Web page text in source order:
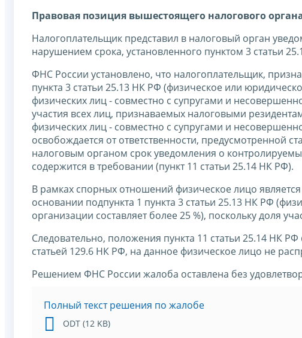
Правовая позиция вышестоящего налогового
Налогоплательщик представил в налоговый орган
нарушением срока, установленного пунктом 3 статьи
ФНС России установлено, что налогоплательщик,
пункта 3 статьи 25.13 НК РФ (физическое или
физических лиц - совместно с супругами и
участия всех лиц, признаваемых налоговыми
физических лиц - совместно с супругами и
освобождается от ответственности, предусмотренной
налоговым органом срок уведомления о
содержится в требовании (пункт 11 статьи 25.14 НК РФ).
В рамках спорных отношений физическое лицо
основании подпункта 1 пункта 3 статьи 25.13 НК РФ
организации составляет более 25 %), поскольку доля
Следовательно, положения пункта 11 статьи 25.14 НК
статьей 129.6 НК РФ, на данное физическое лицо не
Решением ФНС России жалоба оставлена без
Полный текст решения по жалобе
ODT (12 KB)